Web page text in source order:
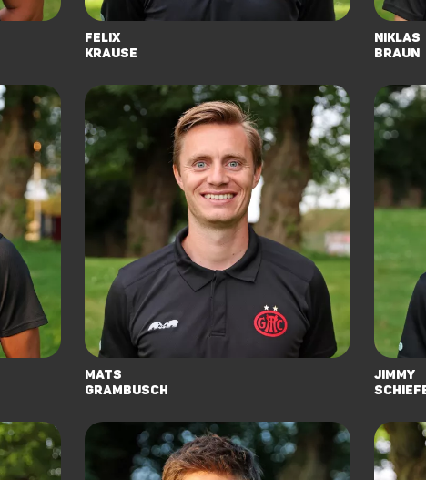
Felix
Krause
Niklas
Braun
Mats
Grambusch
Jimmy